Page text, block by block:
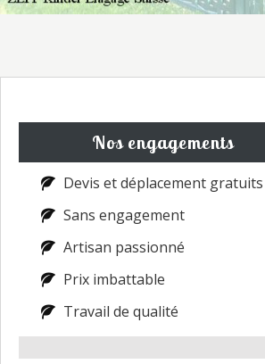
Nos engagements
Devis et déplacement gratuits
Sans engagement
Artisan passionné
Prix imbattable
Travail de qualité